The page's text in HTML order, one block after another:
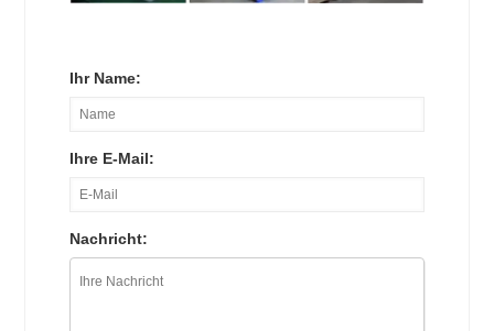
Ihr Name:
Ihre E-Mail:
Nachricht: